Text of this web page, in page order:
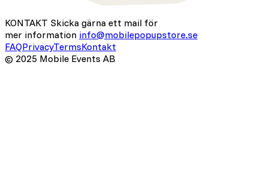
KONTAKT Skicka gärna ett mail för
mer information info@mobilepopupstore.se
FAQPrivacyTermsKontakt
© 2025 Mobile Events AB